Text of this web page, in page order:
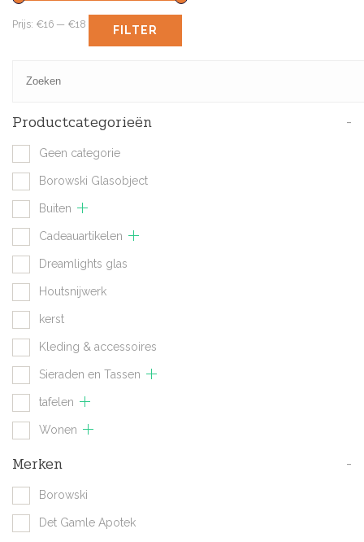
FILTER
Prijs: €16 — €18
Productcategorieën -
Geen categorie
Borowski Glasobject
Buiten
Cadeauartikelen
Dreamlights glas
Houtsnijwerk
kerst
Kleding & accessoires
Sieraden en Tassen
tafelen
Wonen
Merken -
Borowski
Det Gamle Apotek